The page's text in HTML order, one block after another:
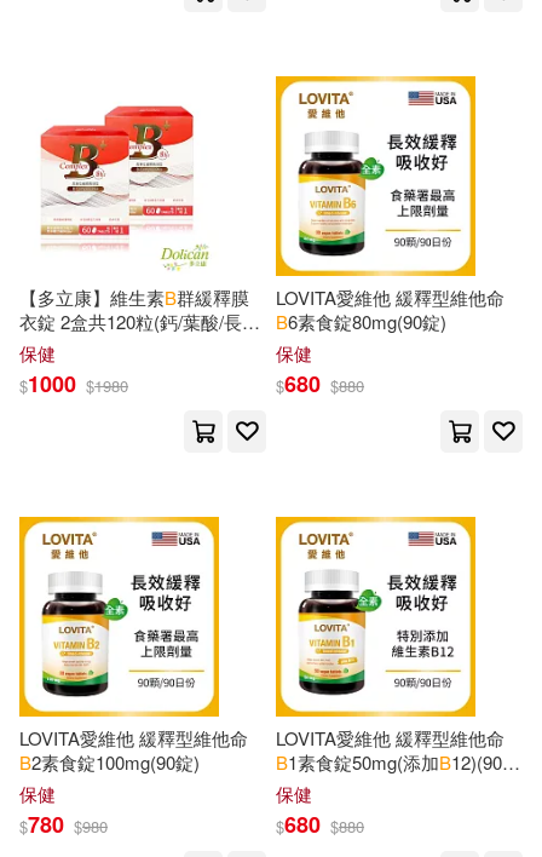
Not Available (NA)(645)
C. B.(599) H. B.(598)
Miller(590) B. R.(587)
Ph.D.(587) B. L.(564)
Thomas(561) James(544)
Moore(520) Williams(517)
B. C.(513) Notebooks(511)
Paul B.(511) Johnson(507)
Peter B.(504) L. B.(502)
B. B.(485) M. B.(485)
John Wiley & Sons Inc(512)
愛貝克思(507)
Oxford Univ Pr(399)
Prentice Hall(366)
Course Technology Ptr(352)
Createspace Independent Pub(35
McGraw-Hill College(341)
一個月內上市新品(1173)
本週上市新品(108)
電子書 (可複選)
適合手機平板閱讀(157)
適合平板閱讀(378)
免費電子書(3)
其他 (可複選)
現在可購買商品(90995)
價格
範圍
【多立康】維生素B群緩釋膜
衣錠 2盒共120粒(鈣/葉酸/長效
吸收)
保健
$1000 $1980
LOVITA愛維他 緩釋型維他命
B6素食錠80mg(90錠)
保健
$680 $880
LOVITA愛維他 緩釋型維他命
B2素食錠100mg(90錠)
保健
$780 $980
LOVITA愛維他 緩釋型維他命
B1素食錠50mg(添加B12)(90
錠)
保健
$680 $880